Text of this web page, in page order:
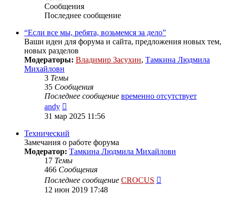
Сообщения
Последнее сообщение
“Если все мы, ребята, возьмемся за дело”
Ваши идеи для форума и сайта, предложения новых тем,
новых разделов
Модераторы: Владимир Засухин, Тамкина Людмила
Михайловн
3 Темы
35 Сообщения
Последнее сообщение временно отсутствует
andy
к
сообщению
31 мар 2025 11:56
Технический
Замечания о работе форума
Модератор: Тамкина Людмила Михайловн
17 Темы
466 Сообщения
Последнее сообщение CROCUS
12 июн 2019 17:48